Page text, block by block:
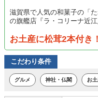
滋賀県で人気の和菓子の「
の旗艦店『ラ・コリーナ近
お土産に松茸2本付き！
こだわり条件
グルメ 神社・仏閣 お